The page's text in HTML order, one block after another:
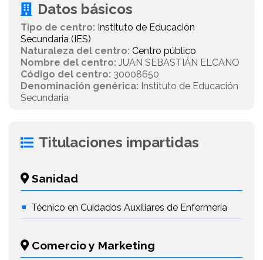
Datos básicos
Tipo de centro: Instituto de Educación
Secundaria (IES)
Naturaleza del centro: Centro público
Nombre del centro: JUAN SEBASTIÁN ELCANO
Código del centro: 30008650
Denominación genérica: Instituto de Educación
Secundaria
Titulaciones impartidas
Sanidad
Técnico en Cuidados Auxiliares de Enfermería
Comercio y Marketing